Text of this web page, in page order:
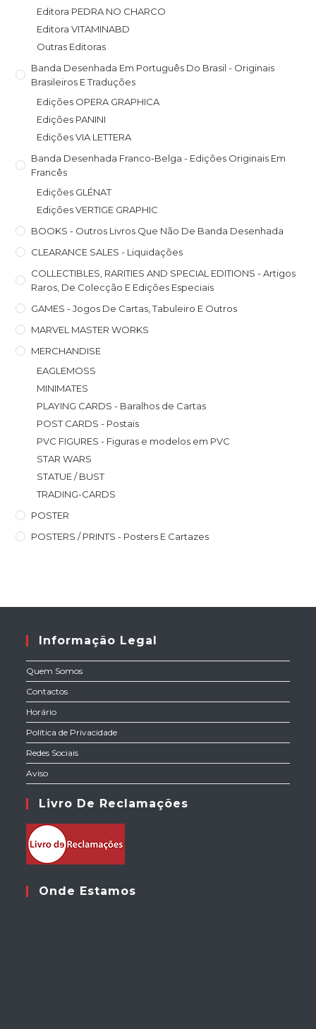
Editora PEDRA NO CHARCO
Editora VITAMINABD
Outras Editoras
Banda Desenhada Em Português Do Brasil - Originais
Brasileiros E Traduções
Edições OPERA GRAPHICA
Edições PANINI
Edições VIA LETTERA
Banda Desenhada Franco-Belga - Edições Originais Em
Francês
Edições GLÉNAT
Edições VERTIGE GRAPHIC
BOOKS - Outros Livros Que Não De Banda Desenhada
CLEARANCE SALES - Liquidações
COLLECTIBLES, RARITIES AND SPECIAL EDITIONS - Artigos
Raros, De Colecção E Edições Especiais
GAMES - Jogos De Cartas, Tabuleiro E Outros
MARVEL MASTER WORKS
MERCHANDISE
EAGLEMOSS
MINIMATES
PLAYING CARDS - Baralhos de Cartas
POST CARDS - Postais
PVC FIGURES - Figuras e modelos em PVC
STAR WARS
STATUE / BUST
TRADING-CARDS
POSTER
POSTERS / PRINTS - Posters E Cartazes
Informação Legal
Quem Somos
Contactos
Horário
Política de Privacidade
Redes Sociais
Aviso
Livro De Reclamações
Onde Estamos